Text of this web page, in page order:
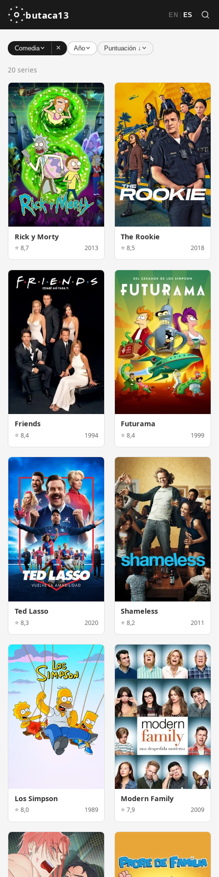
butaca13 EN | ES
Comedia ✕ Año Puntuación ↓
20 series
Rick y Morty
⭐ 8,7 2013
The Rookie
⭐ 8,5 2018
Friends
⭐ 8,4 1994
Futurama
⭐ 8,4 1999
Ted Lasso
⭐ 8,3 2020
Shameless
⭐ 8,2 2011
Los Simpson
⭐ 8,0 1989
Modern Family
⭐ 7,9 2009